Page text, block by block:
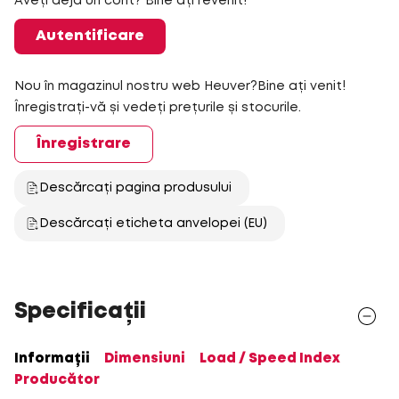
Autentificare
Nou în magazinul nostru web Heuver?Bine ați venit!
Înregistrați-vă și vedeți prețurile și stocurile.
Înregistrare
Descărcați pagina produsului
Descărcați eticheta anvelopei (EU)
Specificații
Informații Dimensiuni
Load / Speed Index
Producător